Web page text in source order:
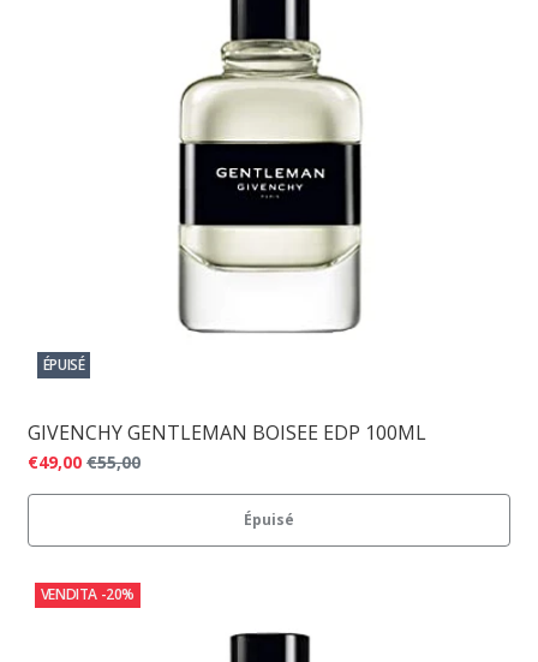
ÉPUISÉ
GIVENCHY GENTLEMAN BOISEE EDP 100ML
€49,00 €55,00
Épuisé
VENDITA -20%